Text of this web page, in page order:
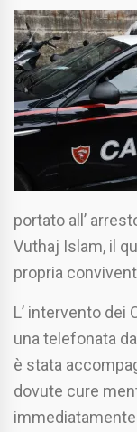
portato all’
Vuthaj Islam, il
propria
L’ intervento dei
una telefonata
è stata
dovute cure